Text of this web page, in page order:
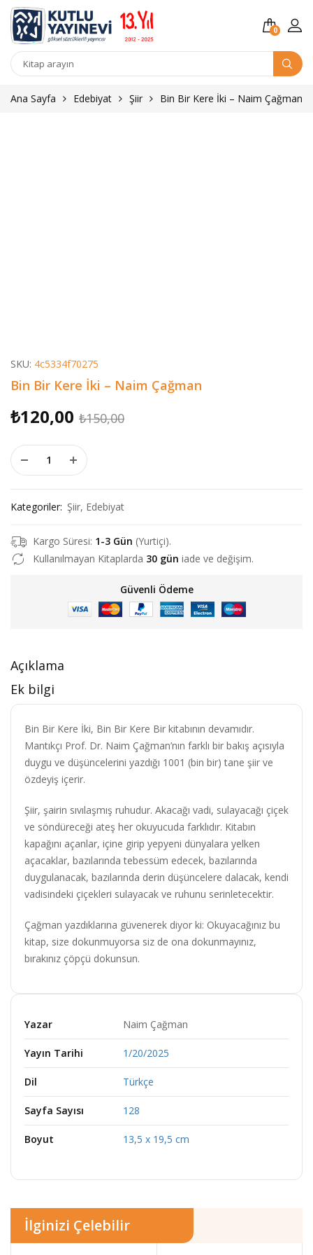
0
Kitap
Ana Sayfa
Edebiyat Şiir Bin Bir Kere İki – Naim Çağman
SKU: 4c5334f70275
Bin Bir Kere İki – Naim Çağman
₺150,00Orijinal
₺120,00
Şu
Bin Bir Kere İki - Naim Çağman adet
Kategoriler: Şiir, Edebiyat
Kargo Süresi: 1-3 Gün (Yurtiçi).
Kullanılmayan Kitaplarda 30 gün iade ve değişim.
Güvenli Ödeme
Açıklama
Ek bilgi
Bin Bir Kere İki, Bin Bir Kere Bir kitabının devamıdır.
Mantıkçı Prof. Dr. Naim Çağman’nın farklı bir bakış açısıyla
duygu ve düşüncelerini yazdığı 1001 (bin bir) tane şiir ve
özdeyiş içerir.
Şiir, şairin sıvılaşmış ruhudur. Akacağı vadi, sulayacağı çiçek
ve söndüreceği ateş her okuyucuda farklıdır. Kitabın
kapağını açanlar, içine girip yepyeni dünyalara yelken
açacaklar, bazılarında tebessüm edecek, bazılarında
duygulanacak, bazılarında derin düşüncelere dalacak, kendi
vadisindeki çiçekleri sulayacak ve ruhunu serinletecektir.
Çağman yazdıklarına güvenerek diyor ki: Okuyacağınız bu
kitap, size dokunmuyorsa siz de ona dokunmayınız,
bırakınız çöpçü dokunsun.
Yazar Naim Çağman
Yayın Tarihi 1/20/2025
Dil Türkçe
Sayfa Sayısı 128
Boyut 13,5 x 19,5 cm
İlginizi Çelebilir